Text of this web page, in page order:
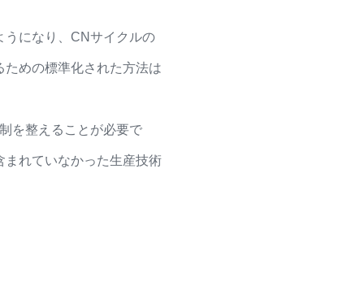
うになり、CNサイクルの
めの標準化された方法は
を整えることが必要で
れていなかった生産技術